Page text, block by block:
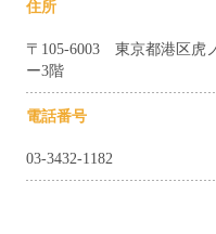
住所
〒105-6003 東京都港区虎
ー3階
電話番号
03-3432-1182